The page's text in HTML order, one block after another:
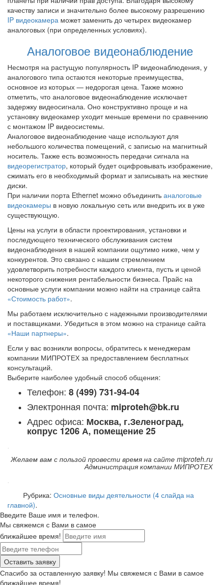
качеству записи и значительно более высокому разрешению
IP видеокамера может заменить до четырех видеокамер
аналоговых (при определенных условиях).
Аналоговое видеонаблюдение
Несмотря на растущую популярность IP видеонаблюдения, у
аналогового типа остаются некоторые преимущества,
основное из которых — недорогая цена. Также можно
отметить, что аналоговое видеонаблюдение исключает
задержку видеосигнала. Оно конструктивно проще и на
установку видеокамер уходит меньше времени по сравнению
с монтажом IP видеосистемы.
Аналоговое видеонаблюдение чаще используют для
небольшого количества помещений, с записью на магнитный
носитель. Также есть возможность передачи сигнала на
видеорегистратор, который будет оцифровывать изображение,
сжимать его в необходимый формат и записывать на жесткие
диски.
При наличии порта Ethernet можно объединить аналоговые
видеокамеры в новую локальную сеть или внедрить их в уже
существующую.
Цены на услуги в области проектирования, установки и
последующего технического обслуживания систем
видеонаблюдения в нашей компании ощутимо ниже, чем у
конкурентов. Это связано с нашим стремлением
удовлетворить потребности каждого клиента, пусть и ценой
некоторого снижения рентабельности бизнеса. Прайс на
основные услуги компании можно найти на странице сайта
«Стоимость работ».
Мы работаем исключительно с надежными производителями
и поставщиками. Убедиться в этом можно на странице сайта
«Наши партнеры».
Если у вас возникли вопросы, обратитесь к менеджерам
компании МИПРОТЕХ за предоставлением бесплатных
консультаций.
Выберите наиболее удобный способ общения:
Телефон: 8 (499) 731-94-04
Электронная почта: miproteh@bk.ru
Адрес офиса: Москва, г.Зеленоград,
копрус 1206 А, помещение 25
.
Желаем вам с пользой провести время на сайте miproteh.ru
Администрация компании МИПРОТЕХ
.
Рубрика: Основные виды деятельности (4 слайда на
главной).
Введите Ваше имя и телефон.
Мы свяжемся с Вами в самое
ближайшее время!
Спасибо за оставленную заявку! Мы свяжемся с Вами в самое
ближайшее время!